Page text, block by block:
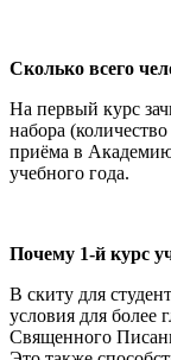
Сколько всего
На первый курс
набора
приёма в
учебного года.
Почему 1-й курс
В скиту для
условия для более
Священного